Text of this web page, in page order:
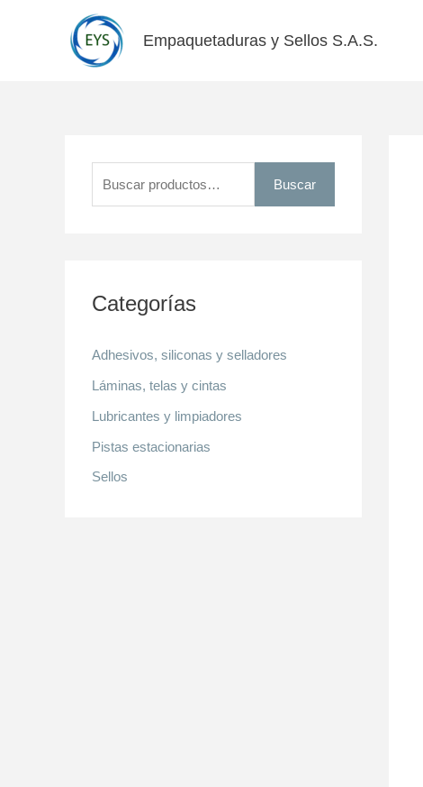
Empaquetaduras y Sellos S.A.S.
p
r
:
Buscar
Categorías
Adhesivos, siliconas y selladores
Láminas, telas y cintas
Lubricantes y limpiadores
Pistas estacionarias
Sellos